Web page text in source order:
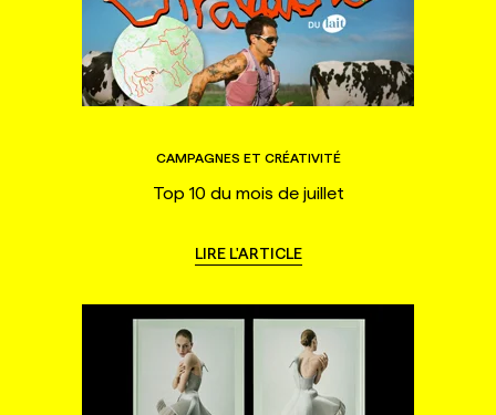
CAMPAGNES ET CRÉATIVITÉ
Top 10 du mois de juillet
LIRE L'ARTICLE